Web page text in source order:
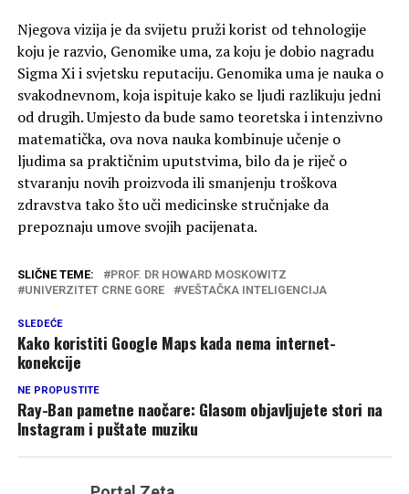
Njegova vizija je da svijetu pruži korist od tehnologije
koju je razvio, Genomike uma, za koju je dobio nagradu
Sigma Xi i svjetsku reputaciju. Genomika uma je nauka o
svakodnevnom, koja ispituje kako se ljudi razlikuju jedni
od drugih. Umjesto da bude samo teoretska i intenzivno
matematička, ova nova nauka kombinuje učenje o
ljudima sa praktičnim uputstvima, bilo da je riječ o
stvaranju novih proizvoda ili smanjenju troškova
zdravstva tako što uči medicinske stručnjake da
prepoznaju umove svojih pacijenata.
SLIČNE TEME:
PROF. DR HOWARD MOSKOWITZ
UNIVERZITET CRNE GORE
VEŠTAČKA INTELIGENCIJA
SLEDEĆE
Kako koristiti Google Maps kada nema internet-
konekcije
NE PROPUSTITE
Ray-Ban pametne naočare: Glasom objavljujete stori na
Instagram i puštate muziku